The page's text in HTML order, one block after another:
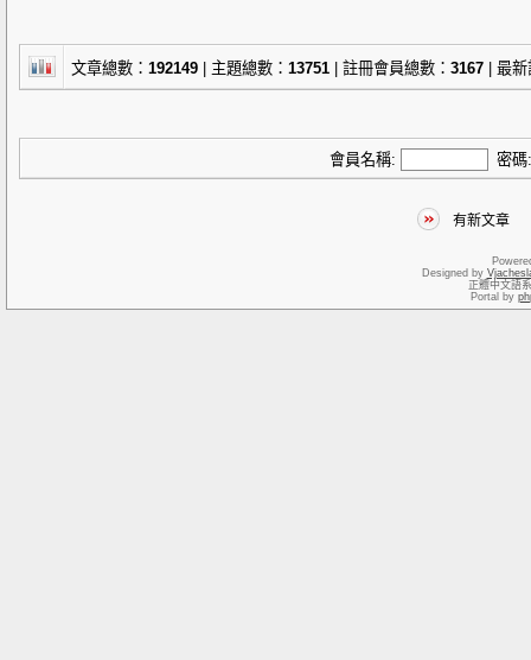
文章總數： 192149 | 主題總數： 13751 | 註冊會員總數： 3167 | 最
會員名稱: 密碼:
有新文章
Designed by
正體中文語
Portal by